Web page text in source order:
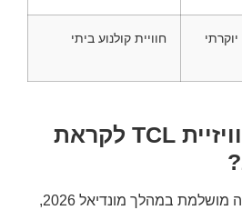
חוויית קולנוע ביתי
איך לבחור טלוויזיית TCL לקראת
כדי ליהנות מחוויית צפייה מושלמת במהלך מונדיאל 2026,